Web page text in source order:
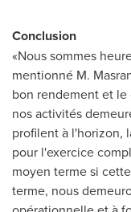
Conclusion
«Nous sommes
mentionné M.
bon rendement et
nos activités
profilent à l'horizon,
pour l'exercice
moyen terme si
terme, nous